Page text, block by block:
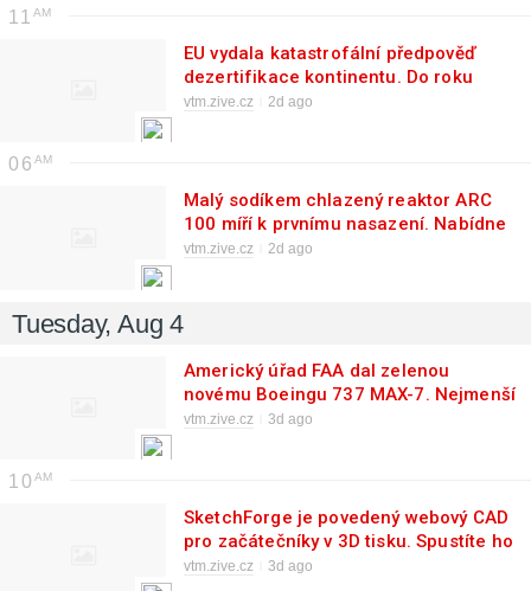
11
EU vydala katastrofální předpověď
dezertifikace kontinentu. Do roku
2040 bude ohrožené celé Polabí a jih
vtm.zive.cz 2d ago
06
Malý sodíkem chlazený reaktor ARC
100 míří k prvnímu nasazení. Nabídne
výkon 100 MW a staví na osvědčeném
vtm.zive.cz 2d ago
Tuesday, Aug 4
Americký úřad FAA dal zelenou
novému Boeingu 737 MAX-7. Nejmenší
verze slavné řady vstupuje do služby
vtm.zive.cz 3d ago
10
SketchForge je povedený webový CAD
pro začátečníky v 3D tisku. Spustíte ho
na vlastním PC nebo serveru
vtm.zive.cz 3d ago